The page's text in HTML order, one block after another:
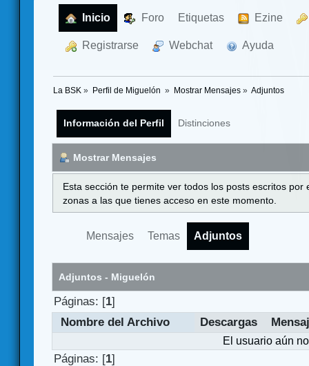
Inicio Foro Etiquetas Ezine
Registrarse Webchat Ayuda
La BSK » Perfil de Miguelón » Mostrar Mensajes» Adjuntos
Información del Perfil Distinciones
Mostrar Mensajes
Esta sección te permite ver todos los posts escritos
zonas a las que tienes acceso en este momento.
Mensajes Temas Adjuntos
Adjuntos - Miguelón
Páginas: [1]
Nombre del Archivo
Descargas
El usuario aún
Páginas: [1]